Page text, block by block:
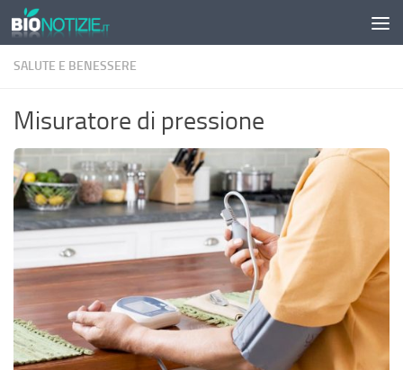
Sotto il contenuto
SALUTE E BENESSERE
Misuratore di pressione